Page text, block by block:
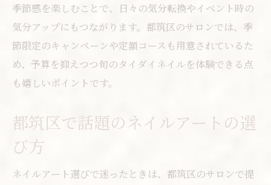
ネイルサロンセンター北で叶うアート体験
都筑区でおすすめのネイルサロン活用法
を深掘り
ネイル横浜で選ぶ定額デザインの魅力紹介
季節感を楽しむことで、日々の気分転換やイベント時の
気分アップにもつながります。都筑区のサロンでは、季
節限定のキャンペーンや定額コースも用意されているた
め、予算を抑えつつ旬のタイダイネイルを体験できる点
も嬉しいポイントです。
都筑区で話題のネイルアートの選
び方
ネイルアート選びで迷ったときは、都筑区のサロンで提